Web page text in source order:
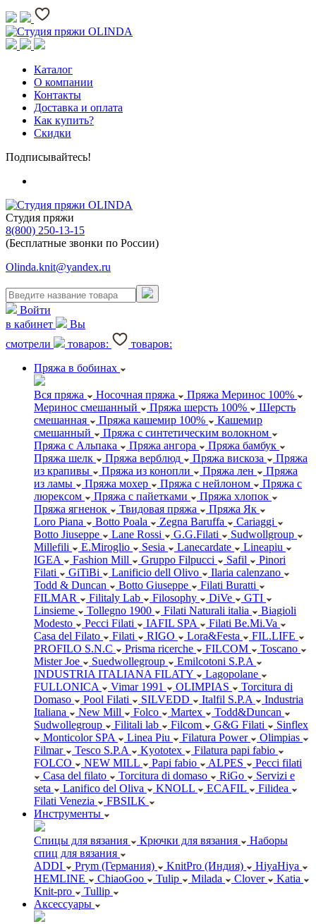
Каталог
О компании
Контакты
Доставка и оплата
Как купить?
Скидки
Подписывайтесь!
Студия пряжи
8(800) 250-13-15
(Бесплатные звонки по России)
Olinda.knit@yandex.ru
Войти
в кабинет
Вы
смотрели
товаров:
товаров:
Пряжа в бобинах
Вся пряжа Носочная пряжа
Пряжа Меринос 100%
Меринос смешанный
Пряжа шерсть 100%
Шерсть
смешанная
Пряжа кашемир 100%
Кашемир
смешанный
Пряжа с синтетическим волокном
Пряжа с Альпака
Пряжа ангора
Пряжа бамбук
Пряжа шелк
Пряжа верблюд Пряжа вискоза
Пряжа
из крапивы
Пряжа из конопли Пряжа лен
Пряжа
из ламы
Пряжа мохер Пряжа с нейлоном
Пряжа с
люрексом
Пряжа с пайетками
Пряжа хлопок
Пряжа ягненок
Твидовая пряжа
Пряжа Як
Loro Piana
Botto Poala Zegna Baruffa
Cariaggi
Botto Jiuseppe
Lane Rossi G.G.Filati
Sudwollgroup
Millefili
E.Miroglio Sesia Lanecardate
Lineapiu
IGEA
Fashion Mill Gruppo Filpucci Safil
Pinori
Filati
GiTiBi Lanificio dell Olivo
Ilaria calenzano
Todd & Duncan
Botto Giuseppe
Filati Buratti
FILMAR
Filitaly Lab Filosophy DiVe
GTI
Linsieme
Tollegno 1900 Filati Naturali italia
Biagioli
Modesto
Pecci Filati IAFIL SPA
Filati Be.Mi.Va
Casa del Filato
Filati RIGO Lora&Festa
FIL.LIFE
PROFILO S.N.C
Prisma ricerche FILCOM
Toscano
Mister Joe
Suedwollegroup
Emilcotoni S.P.A
INDUSTRIA ITALIANA FILATY
Lagopolane
FULLONICA
Vimar 1991 OLIMPIAS
Torcitura di
Domaso
Pool Filati SILVEDD Italfil S.P.A
Industria
Italiana
New Mill Folco Martex
Todd&Duncan
Sudwollegroup
Filitali lab Filcom G&G Filati
Sinflex
Monticolor SPA
Linea Piu Filatura Power
Olimpias
Filmar
Tesco S.P.A Kyototex
Filatura papi fabio
FOLCO
NEW MILL Papi fabio ALPES
Pecci filati
Casa del filato
Torcitura di domaso RiGo
Servizi e
seta
Lanifico del Oliva KNOLL ECAFIL
Filidea
Filati Venezia
FBSILK
Инструменты
Спицы для вязания Крючки для вязания
Наборы
спиц для вязания
ADDI
Prym (Германия) KnitPro (Индия)
HiyaHiya
HEMLINE
ChiaoGoo Tulip Milada Clover
Katia
Knit-pro
Tullip
Аксессуары